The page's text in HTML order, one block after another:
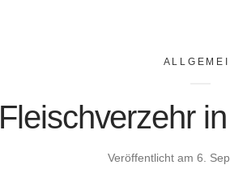
Fleischverzehr
Veröffentlicht am 6.